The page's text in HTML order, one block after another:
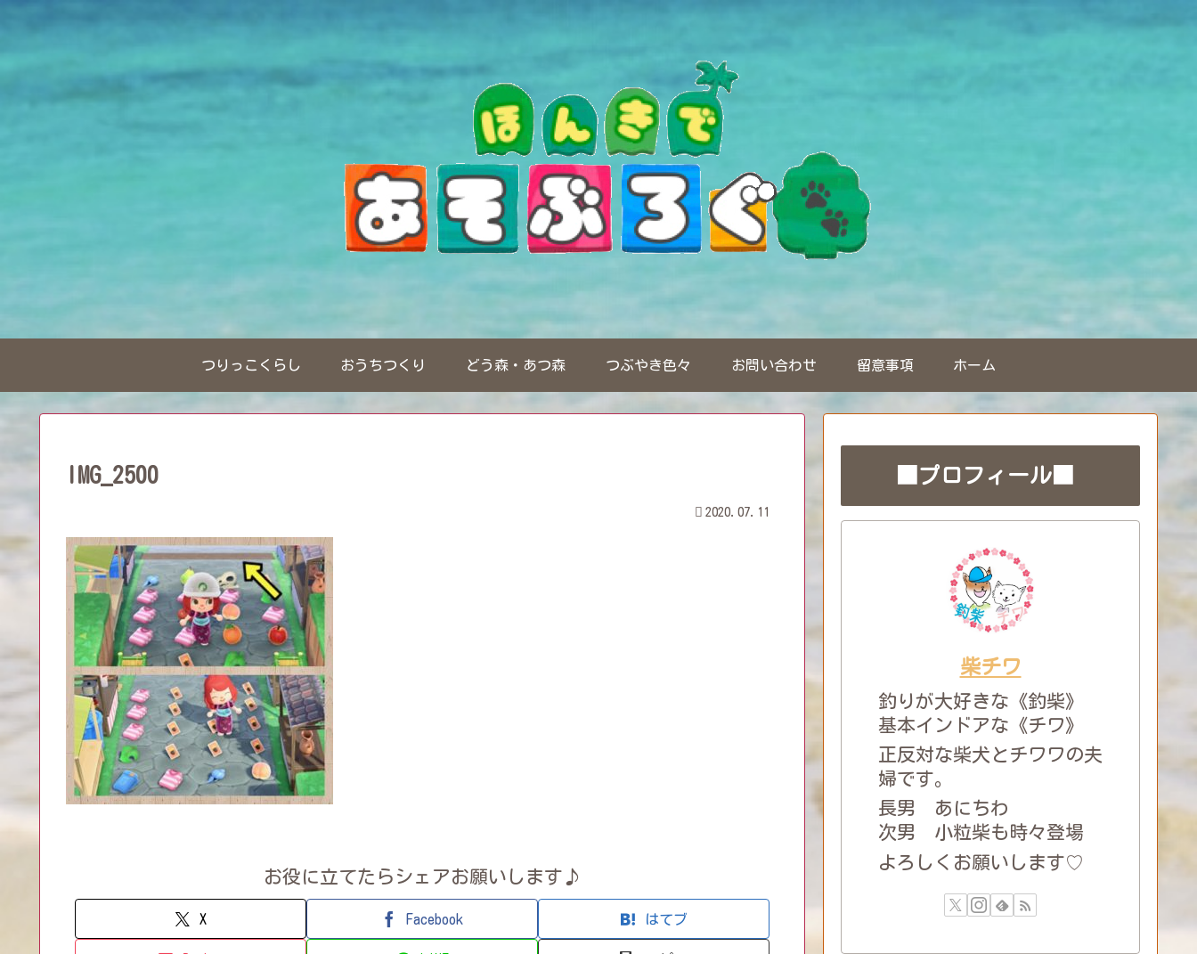
つりっこくらし おうちつくり どう森・あつ森 つぶやき色々 お問い合わせ 留意事項 ホーム
IMG_2500
2020.07.11
お役に立てたらシェアお願いします♪
X Facebook はてブ
■プロフィール■
柴チワ
釣りが大好きな《釣柴》
基本インドアな《チワ》
正反対な柴犬とチワワの夫
婦です。
長男 あにちわ
次男 小粒柴も時々登場
よろしくお願いします♡